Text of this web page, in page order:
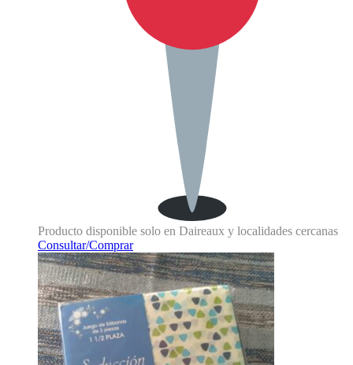
Producto disponible solo en Daireaux y localidades cercanas
Consultar/Comprar